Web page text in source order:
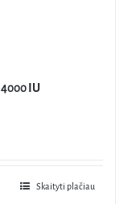
IU
Skaityti plačiau